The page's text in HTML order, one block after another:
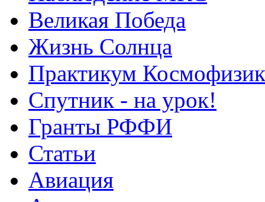
Великая Победа
Жизнь Солнца
Практикум
Спутник - на урок!
Гранты РФФИ
Статьи
Авиация